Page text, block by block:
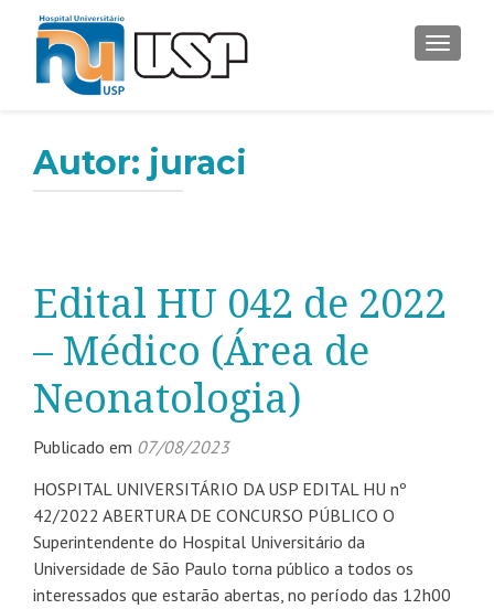
Autor: juraci
Edital HU 042 de 2022
– Médico (Área de
Neonatologia)
Publicado em 07/08/2023
HOSPITAL UNIVERSITÁRIO DA USP EDITAL HU nº
42/2022 ABERTURA DE CONCURSO PÚBLICO O
Superintendente do Hospital Universitário da
Universidade de São Paulo torna público a todos os
interessados que estarão abertas, no período das 12h00